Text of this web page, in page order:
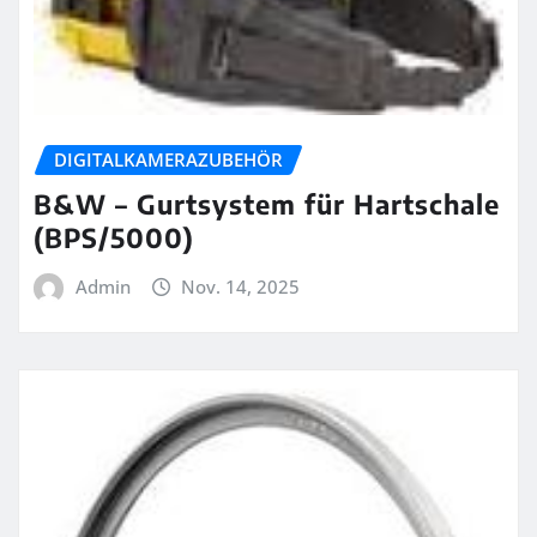
DIGITALKAMERAZUBEHÖR
B&W – Gurtsystem für Hartschale
(BPS/5000)
Admin Nov. 14, 2025